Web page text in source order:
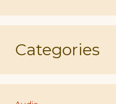
Categories